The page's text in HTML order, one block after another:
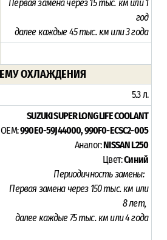
Первая замена через 15тыс. км или 1
год
далее каждые 45 тыс. км или 3 года
ОХЛАЖДЕНИЯ
5.3 л.
SUZUKI SUPER LONG LIFE COOLANT
OEM:990E0-59J44000, 990F0-ECSC2-005
Аналог:NISSAN L250
Цвет:Синий
Периодичность замены:
Первая замена через 150 тыс. км или
8лет,
далее каждые 75 тыс. км или 4 года